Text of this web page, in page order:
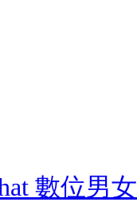
數位男女